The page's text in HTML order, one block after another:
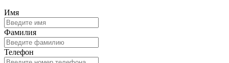
Имя
Фамилия
Телефон